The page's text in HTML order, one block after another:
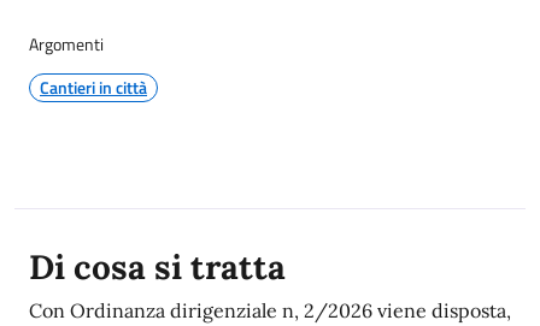
Argomenti
Cantieri in città
Descrizione
Di cosa si tratta
Con Ordinanza dirigenziale n, 2/2026 viene disposta,